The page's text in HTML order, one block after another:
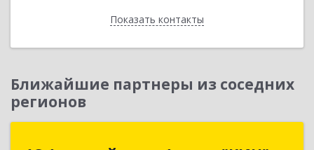
Показать контакты
Назад
Ближайшие партнеры из соседних
регионов
1С:Франчайзинг. Фирма "КИН"